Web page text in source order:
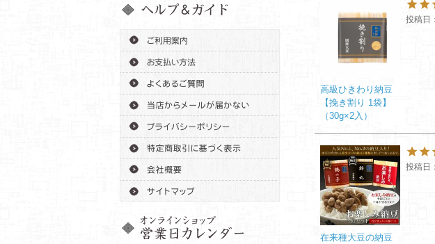
高級ひきわり納豆
【挽き割り 1袋】
（30g×2入）
投稿日
在来種大豆の納豆
投稿日